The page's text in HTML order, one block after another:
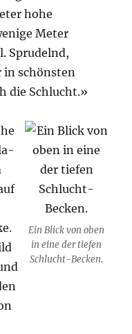
hohe
Meter
Sprudelnd,
in schönsten
die Schlucht.»
Ein Blick von oben
in eine der tiefen
Schlucht-Becken.